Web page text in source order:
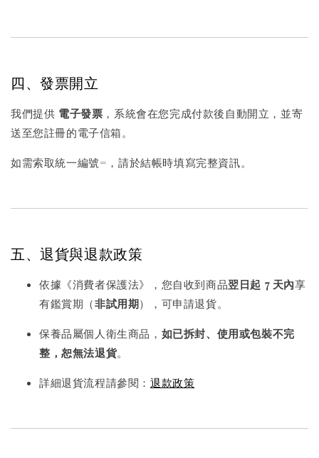
四、發票開立
我們提供 電子發票 ，系統會在您完成付款後自動開立，並寄
送至您註冊的電子信箱。
如需索取統一編號=，請於結帳時填寫完整資訊。
五、退貨與退款政策
依據《消費者保護法》，您自收到商品翌日起 7 天內享
有鑑賞期（非試用期），可申請退貨。
保養品屬個人衛生商品， 如已拆封、使用或包裝不完
整，恕無法退貨。
詳細退貨流程請參閱： 退款政策